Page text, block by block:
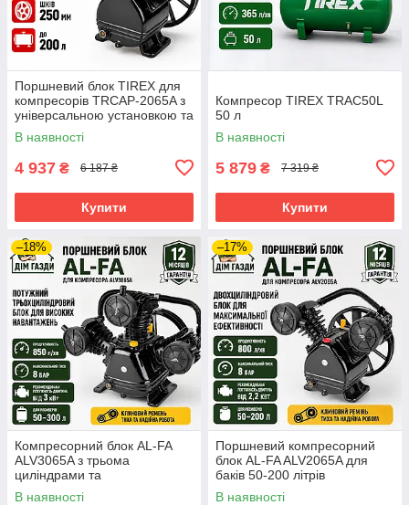
Поршневий блок TIREX для
компресорів TRCAP-2065A з
універсальною установкою та
високим тиском
В наявності
4 937 ₴ 6 187 ₴
Купити
Компресор TIREX TRAC50L
50 л
В наявності
5 879 ₴ 7 319 ₴
Купити
–18%
Компресорний блок AL-FA
ALV3065A з трьома
циліндрами та
максимальним тиском 8 бар
В наявності
–17%
Поршневий компресорний
блок AL-FA ALV2065A для
баків 50-200 літрів
В наявності